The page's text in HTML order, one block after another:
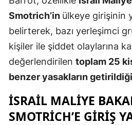
Smotrich’in ülkeye girişinin
belirterek, bazı yerleşimci
kişiler ile şiddet olaylarına
değerlendirilen toplam 25
benzer yasakların
İSRAIL MALIYE
SMOTRICH’E GIRIŞ